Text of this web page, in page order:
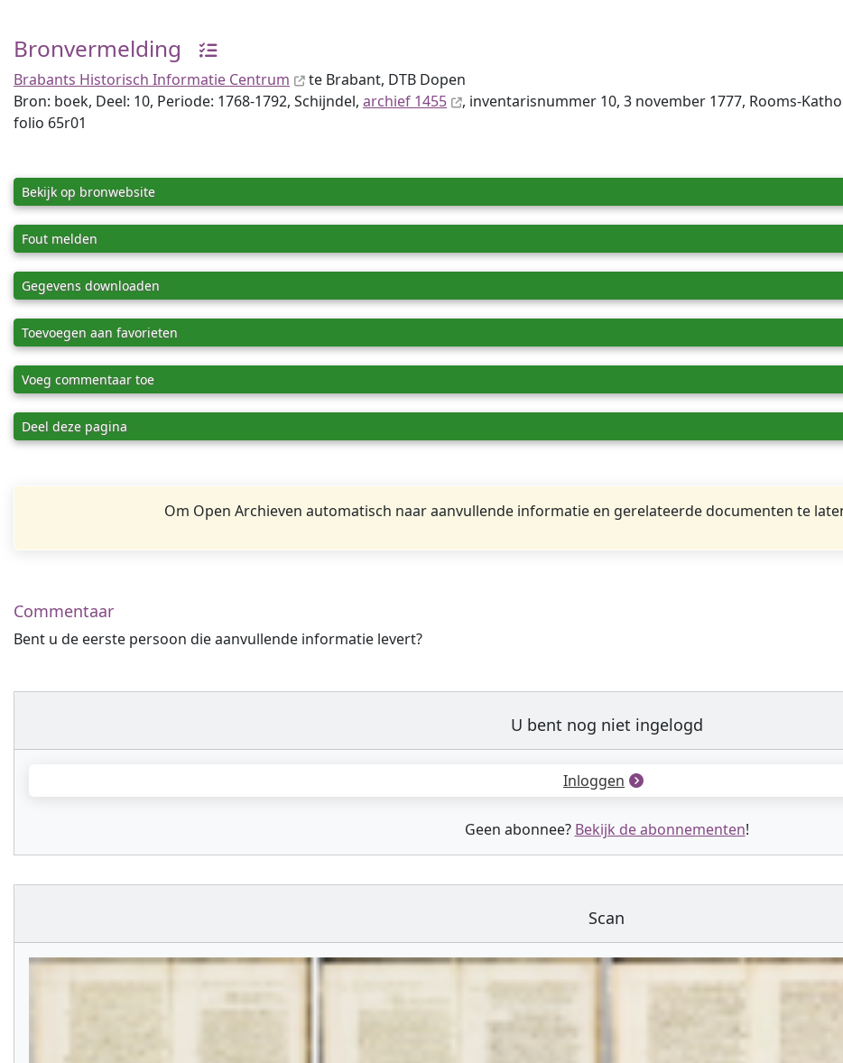
Bronvermelding
Brabants Historisch Informatie Centrum
te Brabant, DTB Dopen
Bron: boek, Deel: 10, Periode: 1768-1792, Schijndel, archief 1455
, inventaris­num­mer 10, 3 november 1777, Rooms-
folio 65r01
Bekijk op bronwebsite
Fout melden
Gegevens downloaden
Toevoegen aan favorieten
Voeg commentaar toe
Deel deze pagina
Om Open Archieven automatisch naar aanvullende informatie en gerelateerde documenten te
Commentaar
Bent u de eerste persoon die aanvullende informatie levert?
U bent nog niet ingelogd
Inloggen
Geen abonnee? Bekijk de abonnementen!
Scan